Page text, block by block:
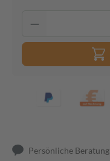
Persönliche Beratung